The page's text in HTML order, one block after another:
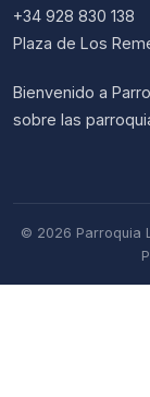
+34 928 830 138
Plaza de Los
Bienvenido a
sobre las
© 2026 Parroquia